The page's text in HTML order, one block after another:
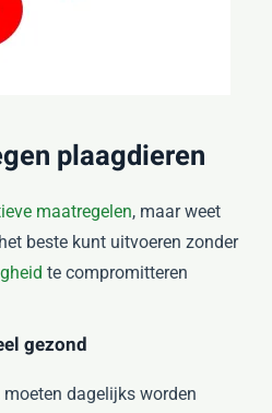
plaagdieren
maatregelen, maar weet
beste kunt uitvoeren zonder
te compromitteren
gezond
moeten dagelijks worden